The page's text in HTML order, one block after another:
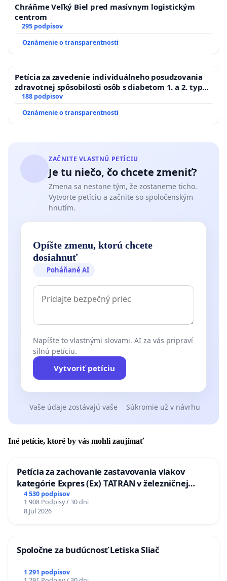
Chráňme Veľký Biel pred masívnym logistickým
centrom
295 podpisov
Oznámenie o transparentnosti
Petícia za zavedenie individuálneho posudzovania
zdravotnej spôsobilosti osôb s diabetom 1. a 2. typu
pri prijímaní do Policajného zboru SR
188 podpisov
Oznámenie o transparentnosti
ZAČNITE VLASTNÚ PETÍCIU
Je tu niečo, čo chcete zmeniť?
Zmena sa nestane tým, že zostaneme ticho.
Vytvorte petíciu a začnite so spoločenským
hnutím.
Opíšte zmenu, ktorú chcete
dosiahnuť
Poháňané AI
Napíšte to vlastnými slovami. AI za vás pripraví
silnú petíciu.
Vytvoriť petíciu
Vaše údaje zostávajú vaše Súkromie už v návrhu
Iné petície, ktoré by vás mohli zaujímať
Petícia za zachovanie zastavovania vlakov
kategórie Expres (Ex) TATRAN v železničnej
stanici Púchov
4 530 podpisov
1 908 Podpisy / 30 dni
8 Jul 2026
Spoločne za budúcnosť Letiska Sliač
1 291 podpisov